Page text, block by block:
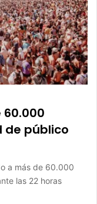
de público
a más de 60.000
las 22 horas